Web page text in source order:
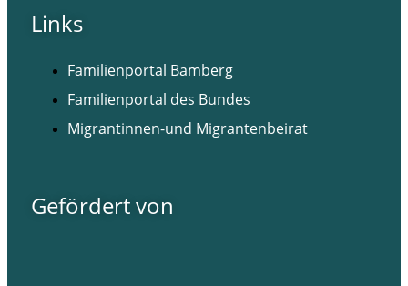
Links
Familienportal Bamberg
Familienportal des Bundes
Migrantinnen-und Migrantenbeirat
Gefördert von